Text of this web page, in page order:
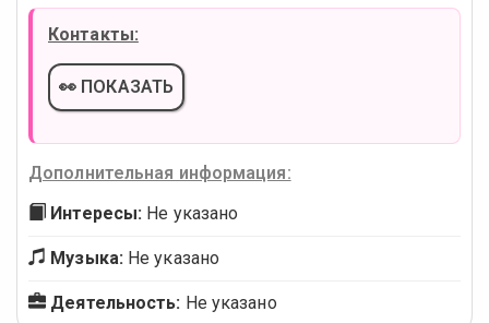
Контакты:
👀 ПОКАЗАТЬ
Дополнительная информация:
Интересы: Не указано
Музыка: Не указано
Деятельность: Не указано